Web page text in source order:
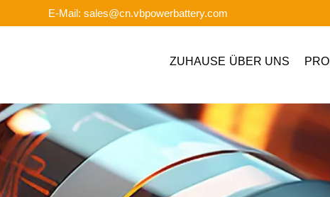
E-Mail: sales@cn.vbpowerbattery.com
ZUHAUSE ÜBER UNS